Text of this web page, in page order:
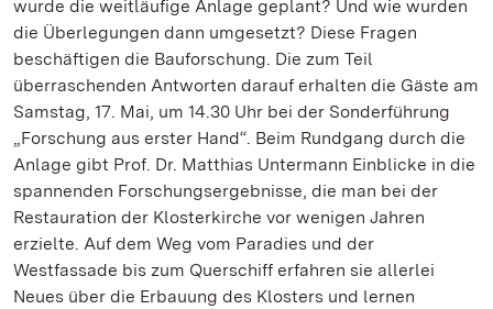
wurde die weitläufige Anlage geplant? Und wie wurden
die Überlegungen dann umgesetzt? Diese Fragen
beschäftigen die Bauforschung. Die zum Teil
überraschenden Antworten darauf erhalten die Gäste am
Samstag, 17. Mai, um 14.30 Uhr bei der Sonderführung
„Forschung aus erster Hand“. Beim Rundgang durch die
Anlage gibt Prof. Dr. Matthias Untermann Einblicke in die
spannenden Forschungsergebnisse, die man bei der
Restauration der Klosterkirche vor wenigen Jahren
erzielte. Auf dem Weg vom Paradies und der
Westfassade bis zum Querschiff erfahren sie allerlei
Neues über die Erbauung des Klosters und lernen